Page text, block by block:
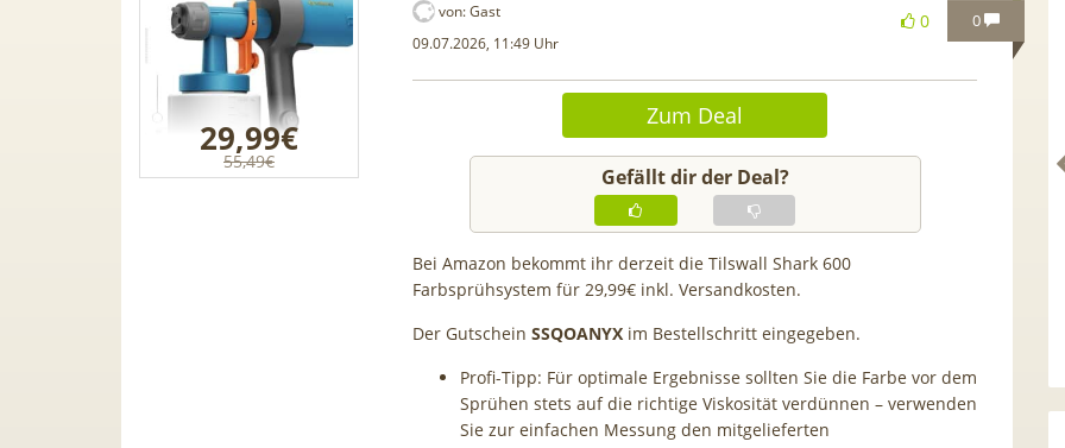
0
0
29,99€
55,49€
von:Gast
09.07.2026, 11:49 Uhr
Zum Deal
Gefällt dir der Deal?
Bei Amazon bekommt ihr derzeit die Tilswall Shark 600
Farbsprühsystem für 29,99€ inkl. Versandkosten.
Der Gutschein SSQOANYX im Bestellschritt eingegeben.
Profi-Tipp: Für optimale Ergebnisse sollten Sie die Farbe vor dem
Sprühen stets auf die richtige Viskosität verdünnen – verwenden
Sie zur einfachen Messung den mitgelieferten
50€ Wechselbonus! 🎉 50GB 5G
TOP 🍿 Netflix Standard + 300
waipu.tv Perfect Plus ab 9€
mtl.
TCL tragbares 3-in-1
Luftentfeuchten | 9.000
App- & Smart-Home-